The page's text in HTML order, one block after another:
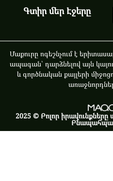
Գտիր մեր Էջերը
Մաքուրը ոգեշնչում է
ապագան՝ դարձնելով այն
և գործնական քայլերի
2025 © Բոլոր